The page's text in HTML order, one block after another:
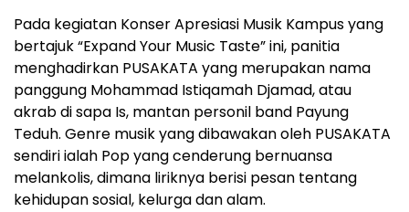
Pada kegiatan Konser Apresiasi Musik Kampus yang
bertajuk “Expand Your Music Taste” ini, panitia
menghadirkan PUSAKATA yang merupakan nama
panggung Mohammad Istiqamah Djamad, atau
akrab di sapa Is, mantan personil band Payung
Teduh. Genre musik yang dibawakan oleh PUSAKATA
sendiri ialah Pop yang cenderung bernuansa
melankolis, dimana liriknya berisi pesan tentang
kehidupan sosial, kelurga dan alam.